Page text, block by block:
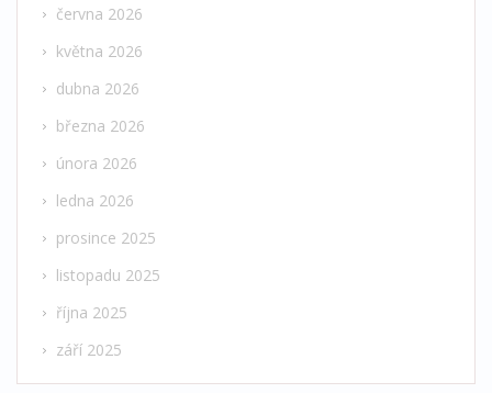
června 2026
května 2026
dubna 2026
března 2026
února 2026
ledna 2026
prosince 2025
listopadu 2025
října 2025
září 2025